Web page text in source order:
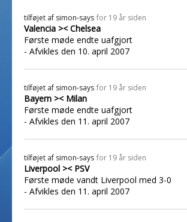
tilføjet af simon-says for 19 år siden
Valencia >< Chelsea
Første møde endte uafgjort
- Afvikles den 10. april 2007
tilføjet af simon-says for 19 år siden
Bayern >< Milan
Første møde endte uafgjort
- Afvikles den 11. april 2007
tilføjet af simon-says for 19 år siden
Liverpool >< PSV
Første møde vandt Liverpool med 3-0
- Afvikles den 11. april 2007